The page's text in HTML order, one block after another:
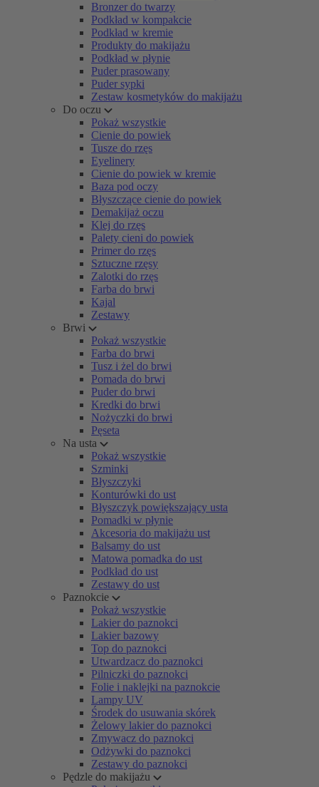
Bronzer do twarzy
Podkład w kompakcie
Podkład w kremie
Produkty do makijażu
Podkład w płynie
Puder prasowany
Puder sypki
Zestaw kosmetyków do makijażu
Do oczu
Pokaż wszystkie
Cienie do powiek
Tusze do rzęs
Eyelinery
Cienie do powiek w kremie
Baza pod oczy
Błyszczące cienie do powiek
Demakijaż oczu
Klej do rzęs
Palety cieni do powiek
Primer do rzęs
Sztuczne rzęsy
Zalotki do rzęs
Farba do brwi
Kajal
Zestawy
Brwi
Pokaż wszystkie
Farba do brwi
Tusz i żel do brwi
Pomada do brwi
Puder do brwi
Kredki do brwi
Nożyczki do brwi
Pęseta
Na usta
Pokaż wszystkie
Szminki
Błyszczyki
Konturówki do ust
Błyszczyk powiększający usta
Pomadki w płynie
Akcesoria do makijażu ust
Balsamy do ust
Matowa pomadka do ust
Podkład do ust
Zestawy do ust
Paznokcie
Pokaż wszystkie
Lakier do paznokci
Lakier bazowy
Top do paznokci
Utwardzacz do paznokci
Pilniczki do paznokci
Folie i naklejki na paznokcie
Lampy UV
Środek do usuwania skórek
Żelowy lakier do paznokci
Zmywacz do paznokci
Odżywki do paznokci
Zestawy do paznokci
Pędzle do makijażu